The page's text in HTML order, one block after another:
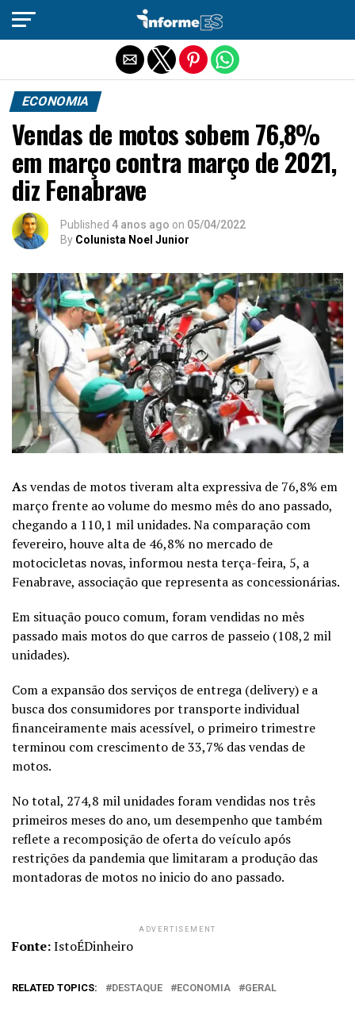
ECONOMIA
Vendas de motos sobem 76,8%
em março contra março de 2021,
diz Fenabrave
Published 4 anos ago on 05/04/2022
By Colunista Noel Junior
As vendas de motos tiveram alta expressiva de 76,8% em
março frente ao volume do mesmo mês do ano passado,
chegando a 110,1 mil unidades. Na comparação com
fevereiro, houve alta de 46,8% no mercado de
motocicletas novas, informou nesta terça-feira, 5, a
Fenabrave, associação que representa as concessionárias.
Em situação pouco comum, foram vendidas no mês
passado mais motos do que carros de passeio (108,2 mil
unidades).
Com a expansão dos serviços de entrega (delivery) e a
busca dos consumidores por transporte individual
financeiramente mais acessível, o primeiro trimestre
terminou com crescimento de 33,7% das vendas de
motos.
No total, 274,8 mil unidades foram vendidas nos três
primeiros meses do ano, um desempenho que também
reflete a recomposição de oferta do veículo após
restrições da pandemia que limitaram a produção das
montadoras de motos no inicio do ano passado.
ADVERTISEMENT
Fonte:IstoÉDinheiro
RELATED TOPICS: DESTAQUE ECONOMIA GERAL
Sair da versão mobile